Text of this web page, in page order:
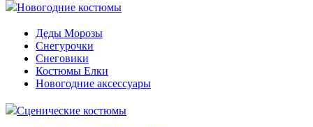
Новогодние костюмы
Деды Морозы
Снегурочки
Снеговики
Костюмы Елки
Новогодние аксессуары
Сценические костюмы